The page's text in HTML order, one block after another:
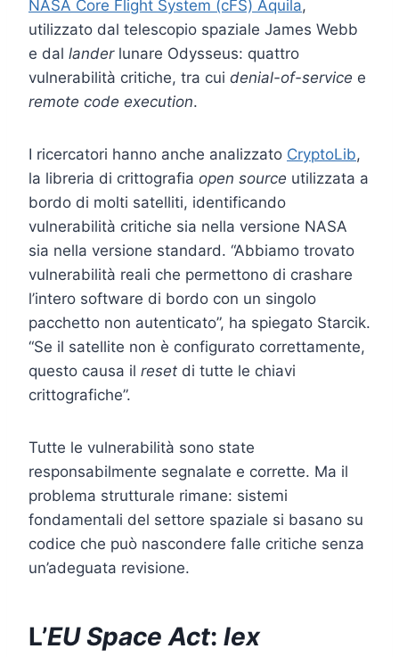
NASA Core Flight System (cFS) Aquila,
utilizzato dal telescopio spaziale James Webb
e dal landerlunare Odysseus: quattro
vulnerabilità critiche, tra cui denial-of-service e
remote code execution.
I ricercatori hanno anche analizzato CryptoLib,
la libreria di crittografia open source utilizzata a
bordo di molti satelliti, identificando
vulnerabilità critiche sia nella versione NASA
sia nella versione standard. “Abbiamo trovato
vulnerabilità reali che permettono di crashare
l’intero software di bordo con un singolo
pacchetto non autenticato”, ha spiegato Starcik.
“Se il satellite non è configurato correttamente,
questo causa il reset di tutte le chiavi
crittografiche”.
Tutte le vulnerabilità sono state
responsabilmente segnalate e corrette. Ma il
problema strutturale rimane: sistemi
fondamentali del settore spaziale si basano su
codice che può nascondere falle critiche senza
un’adeguata revisione.
L’EU Space Act: lex